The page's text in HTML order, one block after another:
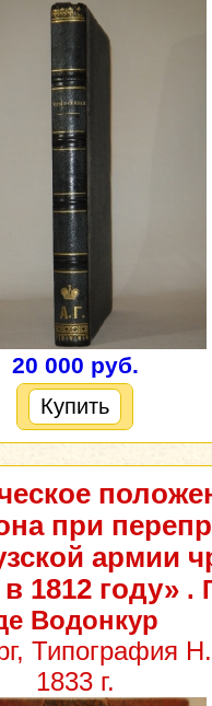
20 000 руб.
Купить
при
армии
1812 году» .
Водонкур
Типография
1833 г.